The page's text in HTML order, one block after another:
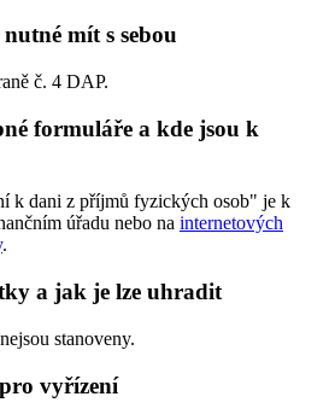
mít s sebou
č. 4 DAP.
formuláře a kde jsou k
k dani z příjmů fyzických osob" je k
úřadu nebo na internetových
.
a jak je lze uhradit
stanoveny.
vyřízení